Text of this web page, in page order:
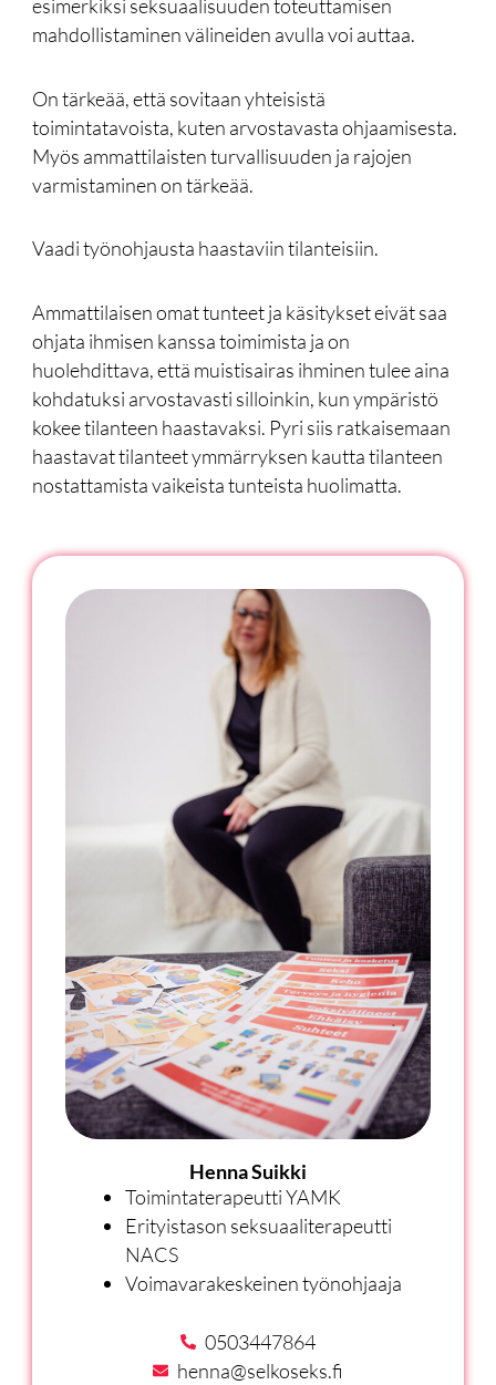
esimerkiksi seksuaalisuuden toteuttamisen
mahdollistaminen välineiden avulla voi auttaa.
On tärkeää, että sovitaan yhteisistä
toimintatavoista, kuten arvostavasta ohjaamisesta.
Myös ammattilaisten turvallisuuden ja rajojen
varmistaminen on tärkeää.
Vaadi työnohjausta haastaviin tilanteisiin.
Ammattilaisen omat tunteet ja käsitykset eivät saa
ohjata ihmisen kanssa toimimista ja on
huolehdittava, että muistisairas ihminen tulee aina
kohdatuksi arvostavasti silloinkin, kun ympäristö
kokee tilanteen haastavaksi. Pyri siis ratkaisemaan
haastavat tilanteet ymmärryksen kautta tilanteen
nostattamista vaikeista tunteista huolimatta.
Henna Suikki
Toimintaterapeutti YAMK
Erityistason seksuaaliterapeutti
NACS
Voimavarakeskeinen työnohjaaja
0503447864
henna@selkoseks.fi